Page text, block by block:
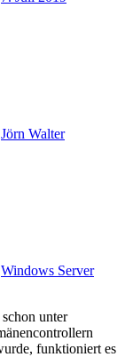
Jörn Walter
Windows Server
unter
funktioniert es